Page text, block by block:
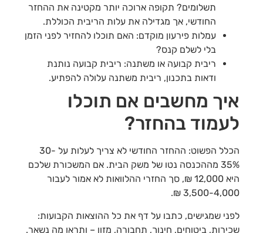
תשלומים? תקופה ארוכה יותר מקטינה את ההחזר
החודשי, אך מגדילה את עלות הריבית הכוללת.
עמלות פירעון מוקדם: האם תוכלו להחזיר לפני הזמן
בלי לשלם קנס?
ריבית קבועה או משתנה: ריבית קבועה נותנת
ודאות בתכנון, ריבית משתנה עלולה להפתיע.
איך מחשבים אם תוכלו
לעמוד בהחזר?
הכלל הפשוט: ההחזר החודשי לא צריך לעלות על 30-
35% מההכנסה נטו של משק הבית. אם המשכורת שלכם
היא 12,000 ₪, סך החזרי ההלוואות לא אמור לעבור
3,500-4,000 ₪.
לפני שמגישים, כתבו על דף את כל ההוצאות הקבועות:
שכירות, ביטוחים, חינוך, תחבורה, מזון – ותראו מה נשאר.